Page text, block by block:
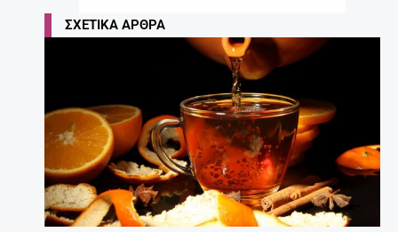
ΣΧΕΤΙΚΆ ΆΡΘΡΑ